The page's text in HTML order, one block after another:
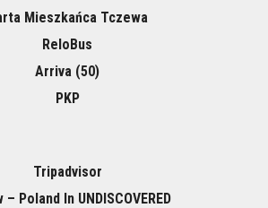
Mieszkańca Tczewa
ReloBus
Arriva (50)
PKP
Tripadvisor
– Poland In UNDISCOVERED